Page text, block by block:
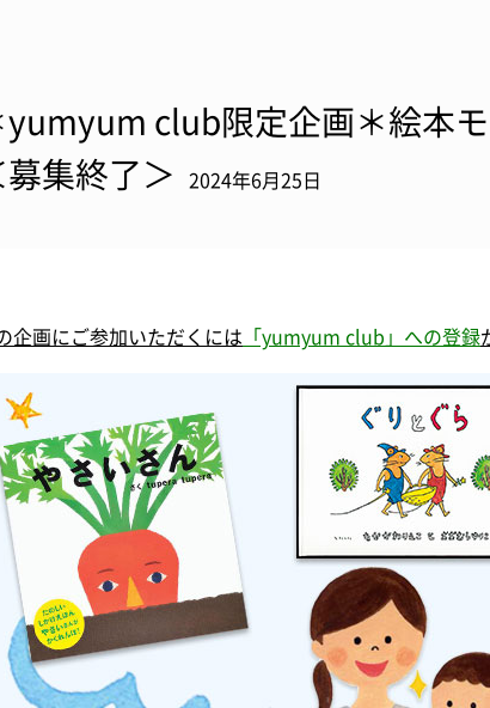
yumyum club限定企画＊絵本モ
募集終了＞
2024年6月25日
企画にご参加いただくには 「yumyum club」への登録